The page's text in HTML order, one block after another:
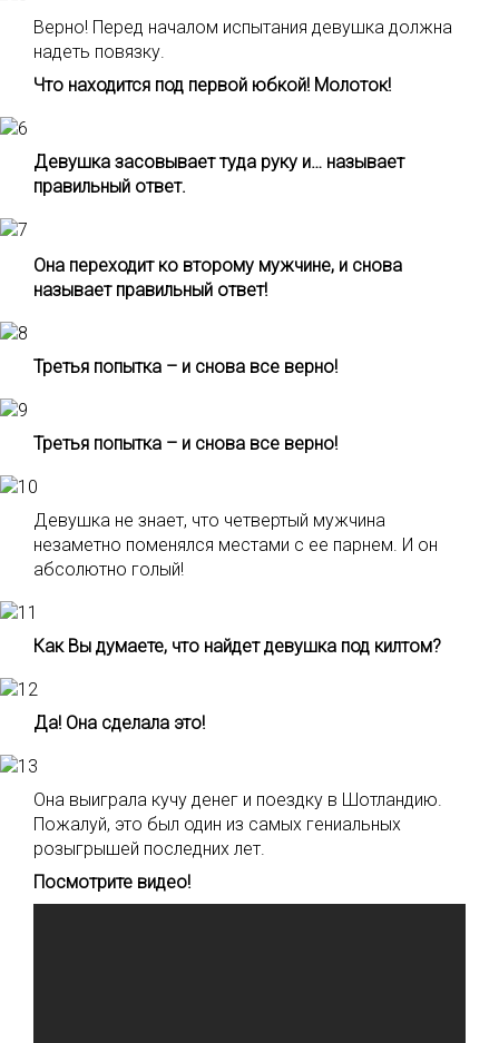
Верно! Перед началом испытания девушка должна
надеть повязку.
Что находится под первой юбкой! Молоток!
Девушка засовывает туда руку и… называет
правильный ответ.
Она переходит ко второму мужчине, и снова
называет правильный ответ!
Третья попытка – и снова все верно!
Третья попытка – и снова все верно!
Девушка не знает, что четвертый мужчина
незаметно поменялся местами с ее парнем. И он
абсолютно голый!
Как Вы думаете, что найдет девушка под килтом?
Да! Она сделала это!
Она выиграла кучу денег и поездку в Шотландию.
Пожалуй, это был один из самых гениальных
розыгрышей последних лет.
Посмотрите видео!